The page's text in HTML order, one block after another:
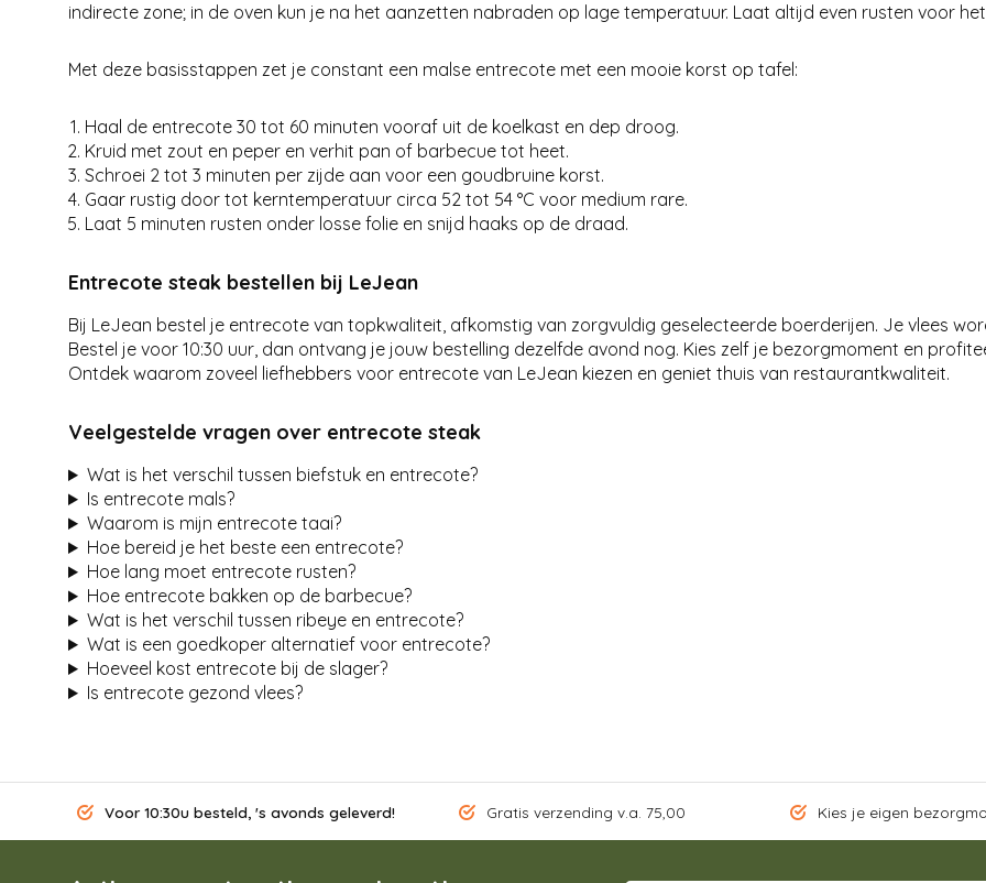
indirecte zone; in de oven kun je na het aanzetten nabraden op lage temperatuur. Laat altijd even rusten voor
Met deze basisstappen zet je constant een malse entrecote met een mooie korst op tafel:
Haal de entrecote 30 tot 60 minuten vooraf uit de koelkast en dep droog.
Kruid met zout en peper en verhit pan of barbecue tot heet.
Schroei 2 tot 3 minuten per zijde aan voor een goudbruine korst.
Gaar rustig door tot kerntemperatuur circa 52 tot 54 °C voor medium rare.
Laat 5 minuten rusten onder losse folie en snijd haaks op de draad.
Entrecote steak bestellen bij LeJean
Bij LeJean bestel je entrecote van topkwaliteit, afkomstig van zorgvuldig geselecteerde boerderijen. Je vlees
Bestel je voor 10:30 uur, dan ontvang je jouw bestelling dezelfde avond nog. Kies zelf je bezorgmoment en
Ontdek waarom zoveel liefhebbers voor entrecote van LeJean kiezen en geniet thuis van restaurantkwaliteit.
Veelgestelde vragen over entrecote steak
Wat is het verschil tussen biefstuk en entrecote?
Is entrecote mals?
Waarom is mijn entrecote taai?
Hoe bereid je het beste een entrecote?
Hoe lang moet entrecote rusten?
Hoe entrecote bakken op de barbecue?
Wat is het verschil tussen ribeye en entrecote?
Wat is een goedkoper alternatief voor entrecote?
Hoeveel kost entrecote bij de slager?
Is entrecote gezond vlees?
Voor 10:30u besteld, 's avonds geleverd! Gratis verzending v.a. 75,00 Kies je eigen